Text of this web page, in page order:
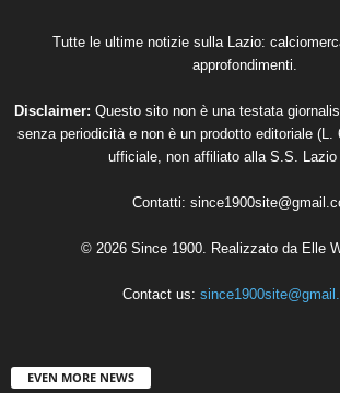
Tutte le ultime notizie sulla Lazio:
approfondimenti.
Disclaimer: Questo sito non è una testata
senza periodicità e non è un prodotto editoriale (L.
ufficiale, non affiliato alla S.S. Lazio
Contatti:
© 2026 Since 1900. Realizzato da Elle
Contact us:
EVEN MORE NEWS